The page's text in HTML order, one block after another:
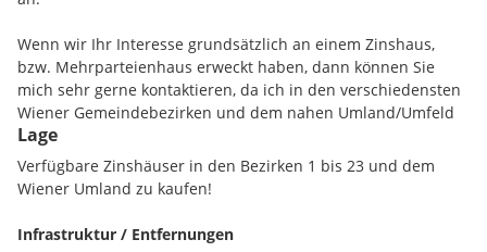
Wenn wir Ihr Interesse grundsätzlich an einem Zinshaus,
bzw. Mehrparteienhaus erweckt haben, dann können Sie
mich sehr gerne kontaktieren, da ich in den verschiedensten
Wiener Gemeindebezirken und dem nahen Umland/Umfeld
einige Liegenschaften im Portfolie im Off-Market zum Verkauf
habe!
weitere Informationen!
Lage
Verfügbare Zinshäuser in den Bezirken 1 bis 23 und dem
Wiener Umland zu kaufen!
Infrastruktur / Entfernungen